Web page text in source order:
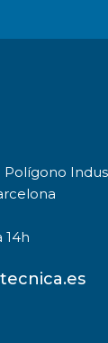
Polígono
14h